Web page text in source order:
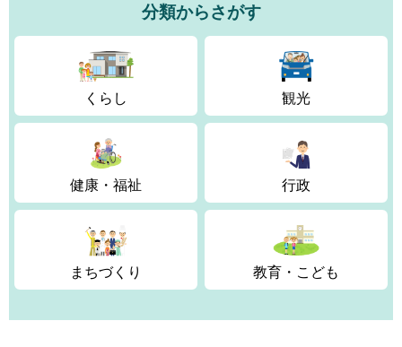
分類からさがす
くらし 観光
健康・福祉 行政
まちづくり 教育・こども